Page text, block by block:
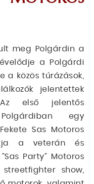
meg Polgárdin a
a Polgárdi
a közös túrázások,
jelentettek
első jelentős
egy
Sas Motoros
a veterán és
Party” Motoros
streetfighter show,